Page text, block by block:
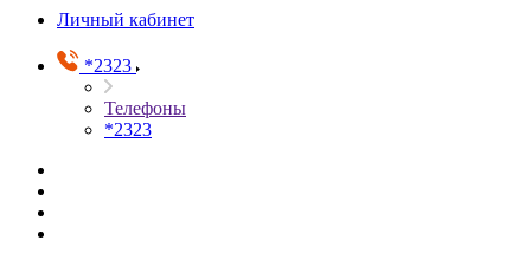
Личный кабинет
*2323
Телефоны
*2323